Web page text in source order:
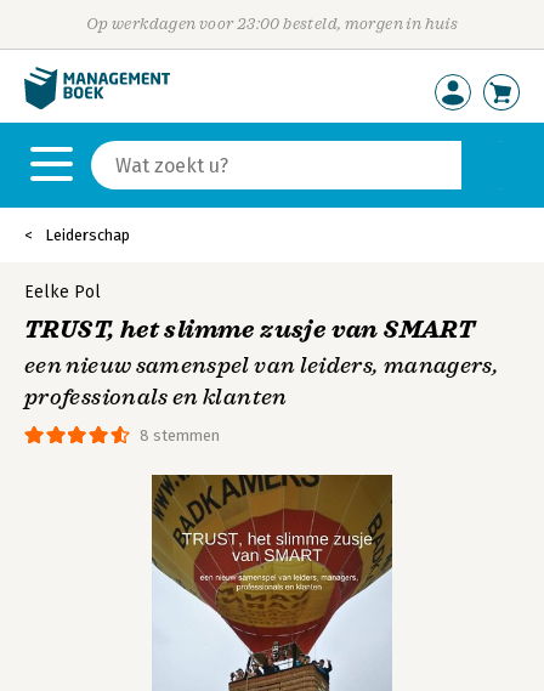
Op werkdagen voor 23:00 besteld, morgen in huis
Leiderschap
8 stemmen
Eelke Pol
TRUST, het slimme zusje van SMART
een nieuw samenspel van leiders, managers,
professionals en klanten